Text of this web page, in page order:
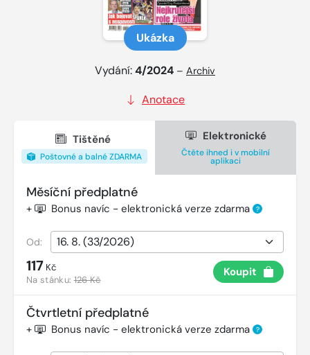
Ukázka
Vydání:4/2024 – Archiv
Anotace
Tištěné
Poštovné a balné ZDARMA
Elektronické
Čtěte ihned i v mobilní
aplikaci
Měsíční předplatné
+ Bonus navíc - elektronická verze zdarma ?
Od:
117 Kč
Na stánku:126 Kč
Koupit
Čtvrtletní předplatné
+ Bonus navíc - elektronická verze zdarma ?